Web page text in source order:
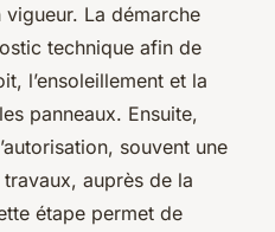
La démarche
technique afin de
l’ensoleillement et la
panneaux. Ensuite,
souvent une
auprès de la
étape permet de